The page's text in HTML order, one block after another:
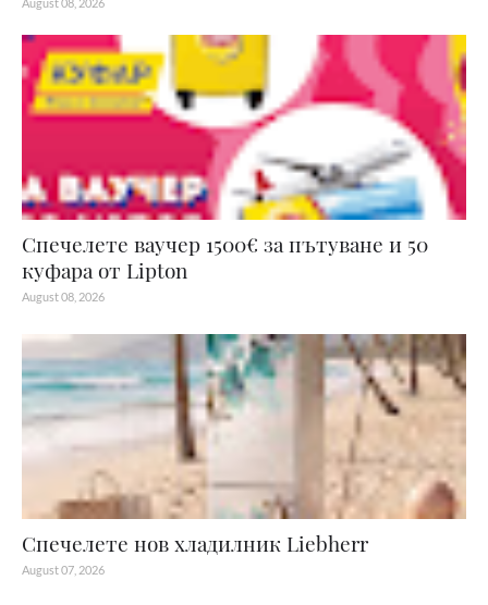
Спечелете ваучер 1500€ за пътуване и 50
куфара от Lipton
August 08, 2026
Спечелете нов хладилник Liebherr
August 07, 2026